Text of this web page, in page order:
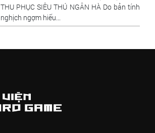
THU PHỤC SIÊU THÚ NGÂN HÀ Do bản tính
nghịch ngợm hiếu...